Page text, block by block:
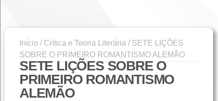
Início / Crítica e Teoria Literária / SETE LIÇÕES
SOBRE O PRIMEIRO ROMANTISMO ALEMÃO
SETE LIÇÕES SOBRE O
PRIMEIRO ROMANTISMO
ALEMÃO